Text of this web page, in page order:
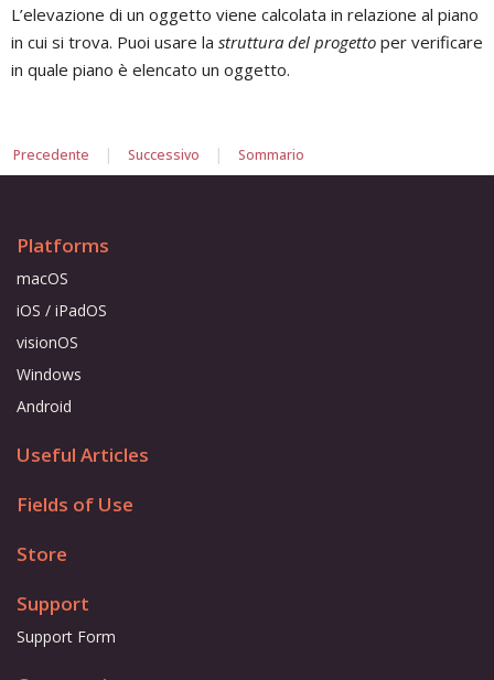
L’elevazione di un oggetto viene calcolata in relazione al piano
in cui si trova. Puoi usare la struttura del progetto per verificare
in quale piano è elencato un oggetto.
Precedente | Successivo | Sommario
Platforms
macOS
iOS / iPadOS
visionOS
Windows
Android
Useful Articles
Fields of Use
Store
Support
Support Form